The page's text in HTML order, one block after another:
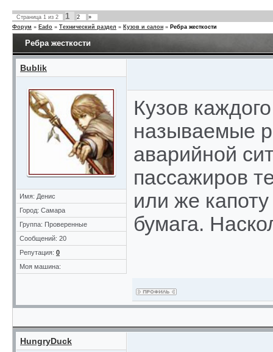
Страница 1 из 2 1 2
»
Форум » Eado » Технический раздел » Кузов и салон » Ребра жесткости
Ребра жесткости
Bublik
Имя: Денис
Город: Самара
Группа: Проверенные
Сообщений: 20
Репутация: 0
Моя машина:
Кузов
называемые
аварийной
пассажиров
или же
бумага.
HungryDuck